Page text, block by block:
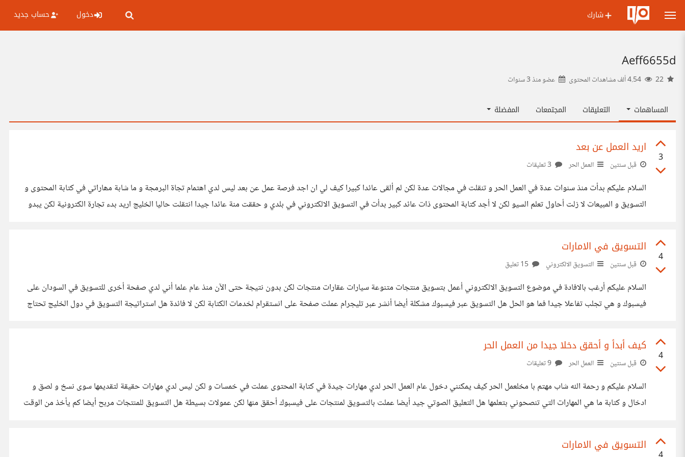
شارك دخول حساب جديد
Aeff6655d
عضو منذ3 سنوات
المساهمات التعليقات المجتمعات المفضلة
3
اريد العمل عن بعد
قبل سنتين العمل الحر
السلام عليكم بدأت منذ سنوات عدة في العمل الحر و تنقلت في مجالات عدة لكن لم ألقى عائدا كبيرا كيف لي ان اجد فرصة عمل عن بعد ليس لدي اھتمام تجاة البرمجة و ما شابة مھاراتي في كتابة المحتوى و
التسويق و المبيعات لا زلت أحاول تعلم السيو لكن لا أجد كتابة المحتوى ذات عائد كبير بدأت في التسويق الالكتروني في بلدي و حققت منة عائدا جيدا انتقلت حاليا الخليج اريد بدء تجارة الكترونية لكن يبدو
4
التسويق في الامارات
قبل سنتين التسويق الالكتروني
السلام عليكم أرغب بالافادة في موضوع التسويق الالكتروني أعمل بتسويق منتجات متنوعة سيارات عقارات منتجات لكن بدون نتيجة حتى الآن منذ عام علما أني لدي صفحة أخرى للتسويق في السودان على
فيسبوك و ھي تجلب تفاعلا جيدا فما ھو الحل ھل التسويق عبر فيسبوك مشكلة أيضا أنشر عبر تليجرام عملت صفحة على انستقرام لخدمات الكتابة لكن لا فائدة ھل استراتيجة التسويق في دول الخليج تحتاج
4
كيف أبدأ و أحقق دخلا جيدا من العمل الحر
قبل سنتين العمل الحر
السلام عليكم و رحمة الله شاب مهتم با مخلعمل الحر كيف يمكنني دخول عام العمل الحر لدي مهارات جيدة في كتابة المحتوى عملت في خمسات و لكن ليس لدي مهارات حقيقة لتقديمها سوى نسخ و لصق و
ادخال و كتابة ما هي المهارات التي تنصحوني بتعلمها هل التعليق الصوتي جيد أيضا عملت بالتسويق لمنتجات على فيسبوك أحقق منها لكن عمولات بسيطة هل التسويق للمنتجات مربح أيضا كم يأخذ من الوقت
التسويق في الامارات